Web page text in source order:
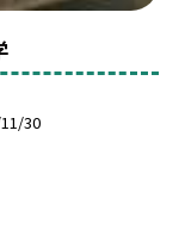
30